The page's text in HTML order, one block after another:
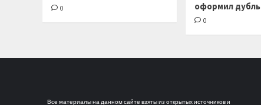
0
оформил дубль
0
Все материалы на данном сайте взяты из открытых источников и